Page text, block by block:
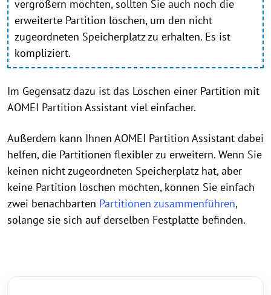
vergrößern möchten, sollten Sie auch noch die
erweiterte Partition löschen, um den nicht
zugeordneten Speicherplatz zu erhalten. Es ist
kompliziert.
Im Gegensatz dazu ist das Löschen einer Partition mit
AOMEI Partition Assistant viel einfacher.
Außerdem kann Ihnen AOMEI Partition Assistant dabei
helfen, die Partitionen flexibler zu erweitern. Wenn Sie
keinen nicht zugeordneten Speicherplatz hat, aber
keine Partition löschen möchten, können Sie einfach
zwei benachbarten Partitionen zusammenführen,
solange sie sich auf derselben Festplatte befinden.